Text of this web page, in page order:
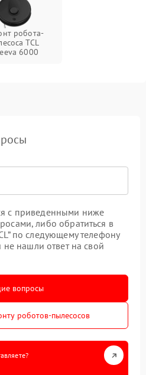
робота-
TCL
6000
с приведенными ниже
либо обратиться в
по следующему телефону
не нашли ответ на свой
вопросы
роботов-пылесосов